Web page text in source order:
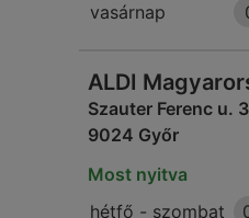
vasárnap
ALDI
Szauter Ferenc u.
9024 Győr
Most nyitva
hétfő - szombat